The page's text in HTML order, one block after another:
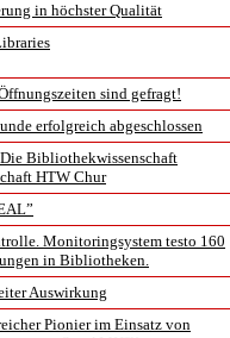
in höchster Qualität
sind gefragt!
erfolgreich abgeschlossen
Bibliothekwissenschaft
HTW Chur
Monitoringsystem testo 160
in Bibliotheken.
Auswirkung
Pionier im Einsatz von
mit
an der
als
Wirtschaft,
und
2018 ein